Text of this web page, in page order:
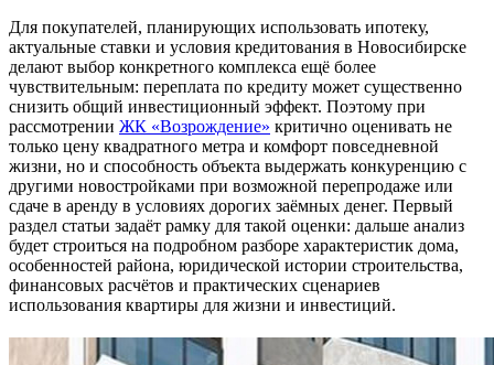
Для покупателей, планирующих использовать ипотеку,
актуальные ставки и условия кредитования в Новосибирске
делают выбор конкретного комплекса ещё более
чувствительным: переплата по кредиту может существенно
снизить общий инвестиционный эффект. Поэтому при
рассмотрении ЖК «Возрождение» критично оценивать не
только цену квадратного метра и комфорт повседневной
жизни, но и способность объекта выдержать конкуренцию с
другими новостройками при возможной перепродаже или
сдаче в аренду в условиях дорогих заёмных денег. Первый
раздел статьи задаёт рамку для такой оценки: дальше анализ
будет строиться на подробном разборе характеристик дома,
особенностей района, юридической истории строительства,
финансовых расчётов и практических сценариев
использования квартиры для жизни и инвестиций.